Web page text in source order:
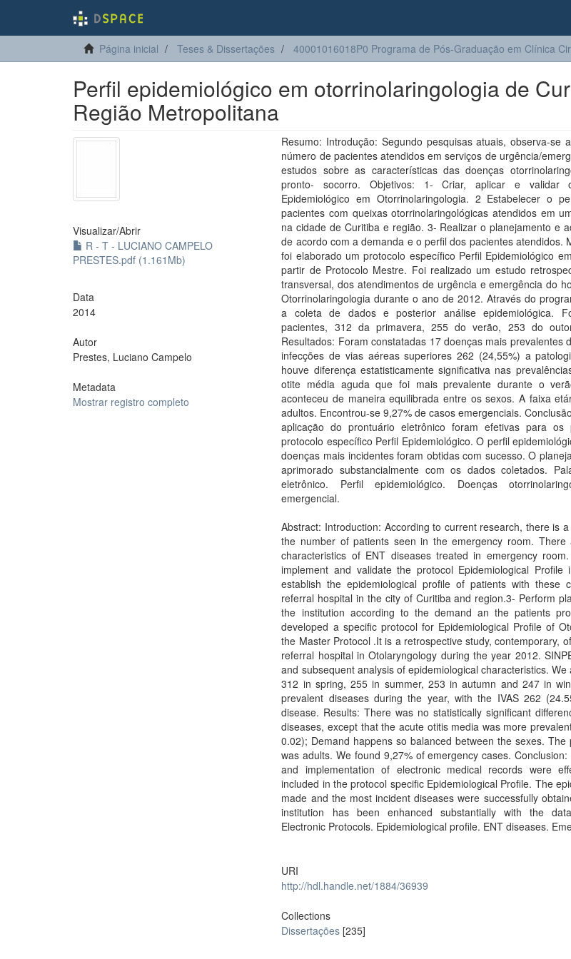
Página inicial Teses & Dissertações 40001016018P0 Programa de Pós-Graduação em Clínica
Perfil epidemiológico em otorrinolaringologia de
Região Metropolitana
Visualizar/Abrir
R - T - LUCIANO CAMPELO
PRESTES.pdf (1.161Mb)
Data
2014
Autor
Prestes, Luciano Campelo
Metadata
Mostrar registro completo
Resumo: Introdução: Segundo pesquisas atuais, observa-se
número de pacientes atendidos em serviços de urgência/
estudos sobre as características das doenças
pronto- socorro. Objetivos: 1- Criar, aplicar e validar
Epidemiológico em Otorrinolaringologia. 2 Estabelecer o
pacientes com queixas otorrinolaringológicas atendidos em
na cidade de Curitiba e região. 3- Realizar o planejamento e
de acordo com a demanda e o perfil dos pacientes atendidos.
foi elaborado um protocolo específico Perfil Epidemiológico
partir de Protocolo Mestre. Foi realizado um estudo
transversal, dos atendimentos de urgência e emergência do
Otorrinolaringologia durante o ano de 2012. Através do
a coleta de dados e posterior análise epidemiológica.
pacientes, 312 da primavera, 255 do verão, 253 do
Resultados: Foram constatadas 17 doenças mais prevalentes
infecções de vias aéreas superiores 262 (24,55%) a
houve diferença estatisticamente significativa nas
otite média aguda que foi mais prevalente durante o
aconteceu de maneira equilibrada entre os sexos. A faixa
adultos. Encontrou-se 9,27% de casos emergenciais.
aplicação do prontuário eletrônico foram efetivas para os
protocolo específico Perfil Epidemiológico. O perfil
doenças mais incidentes foram obtidas com sucesso. O
aprimorado substancialmente com os dados coletados.
eletrônico. Perfil epidemiológico. Doenças
emergencial.
Abstract: Introduction: According to current research, there is
the number of patients seen in the emergency room.
characteristics of ENT diseases treated in emergency
implement and validate the protocol Epidemiological Profile
establish the epidemiological profile of patients with these
referral hospital in the city of Curitiba and region.3- Perform
the institution according to the demand an the patients
developed a specific protocol for Epidemiological Profile of
the Master Protocol .It is a retrospective study, contemporary,
referral hospital in Otolaryngology during the year 2012.
and subsequent analysis of epidemiological characteristics.
312 in spring, 255 in summer, 253 in autumn and 247 in
prevalent diseases during the year, with the IVAS 262
disease. Results: There was no statistically significant
diseases, except that the acute otitis media was more
0.02); Demand happens so balanced between the sexes.
was adults. We found 9,27% of emergency cases.
and implementation of electronic medical records were
included in the protocol specific Epidemiological Profile. The
made and the most incident diseases were successfully
institution has been enhanced substantially with the
Electronic Protocols. Epidemiological profile. ENT diseases.
URI
http://hdl.handle.net/1884/36939
Collections
Dissertações [235]